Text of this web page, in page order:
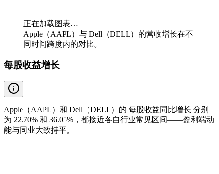
正在加载图表…
Apple（AAPL）与 Dell（DELL）的营收增长在不
同时间跨度内的对比。
每股收益增长
Apple（AAPL）和 Dell（DELL）的 每股收益同比增长 分别
为 22.70% 和 36.05%，都接近各自行业常见区间——盈利端动
能与同业大致持平。